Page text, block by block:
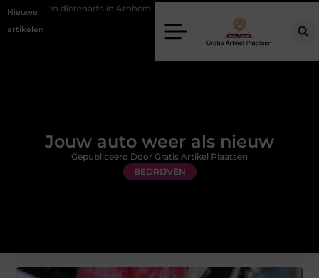
Nieuwe
artikelen
dierenarts in Arnhem Stijlvolle en passende galajurken kiezen
Jouw auto weer als nieuw
BEDRIJVEN
Gepubliceerd Door Gratis Artikel Plaatsen